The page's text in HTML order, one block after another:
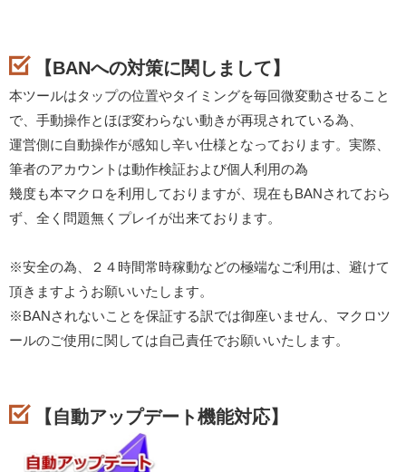
【BANへの対策に関しまして】
本ツールはタップの位置やタイミングを毎回微変動させること
で、手動操作とほぼ変わらない動きが再現されている為、
運営側に自動操作が感知し辛い仕様となっております。実際、
筆者のアカウントは動作検証および個人利用の為
幾度も本マクロを利用しておりますが、現在もBANされておら
ず、全く問題無くプレイが出来ております。
※安全の為、２４時間常時稼動などの極端なご利用は、避けて
頂きますようお願いいたします。
※BANされないことを保証する訳では御座いません、マクロツ
ールのご使用に関しては自己責任でお願いいたします。
【自動アップデート機能対応】